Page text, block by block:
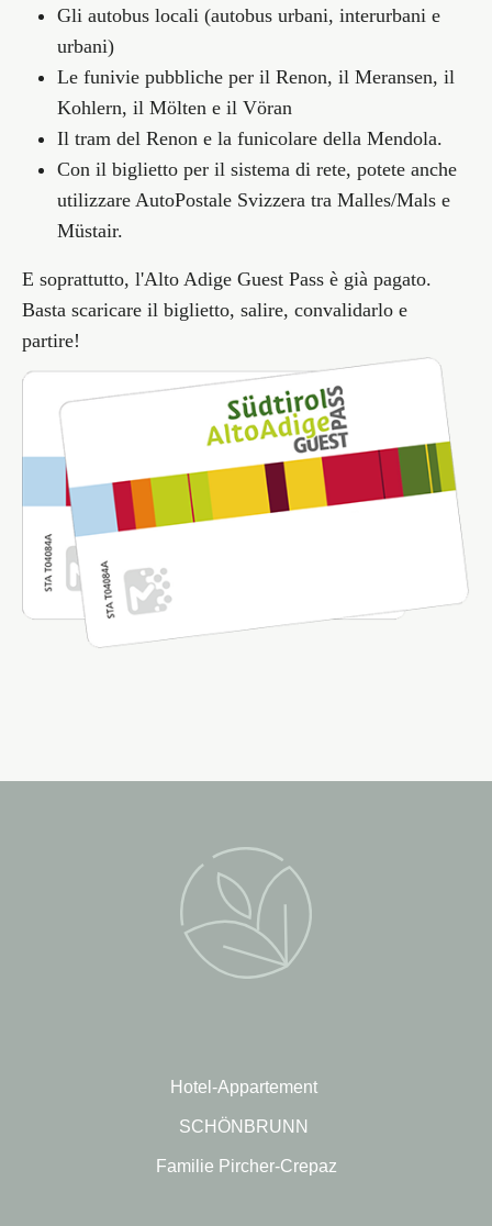
Gli autobus locali (autobus urbani, interurbani e
urbani)
Le funivie pubbliche per il Renon, il Meransen, il
Kohlern, il Mölten e il Vöran
Il tram del Renon e la funicolare della Mendola.
Con il biglietto per il sistema di rete, potete anche
utilizzare AutoPostale Svizzera tra Malles/Mals e
Müstair.
E soprattutto, l'Alto Adige Guest Pass è già pagato.
Basta scaricare il biglietto, salire, convalidarlo e
partire!
Hotel-Appartement
SCHÖNBRUNN
Familie Pircher-Crepaz